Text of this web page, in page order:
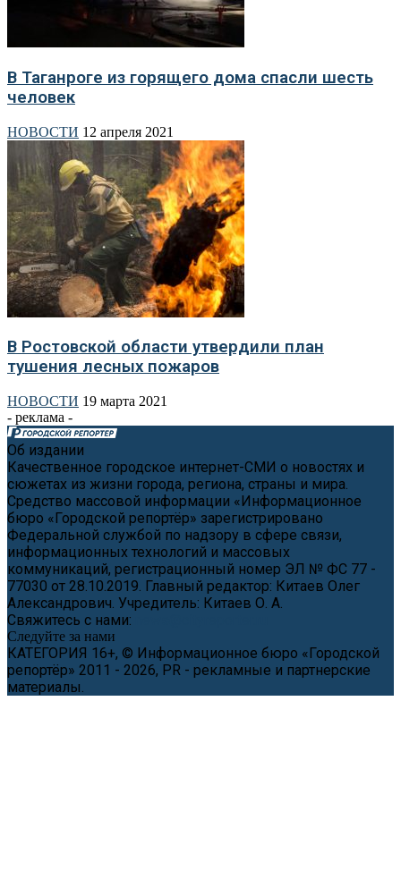
В Таганроге из горящего дома спасли шесть
человек
НОВОСТИ 12 апреля 2021
В Ростовской области утвердили план
тушения лесных пожаров
НОВОСТИ 19 марта 2021
- реклама -
Об издании
Качественное городское интернет-СМИ о новостях и
сюжетах из жизни города, региона, страны и мира.
Средство массовой информации «Информационное
бюро «Городской репортёр» зарегистрировано
Федеральной службой по надзору в сфере связи,
информационных технологий и массовых
коммуникаций, регистрационный номер ЭЛ № ФС 77 -
77030 от 28.10.2019. Главный редактор: Китаев Олег
Александрович. Учредитель: Китаев О. А.
Свяжитесь с нами:
Следуйте за нами
КАТЕГОРИЯ 16+, © Информационное бюро «Городской
репортёр» 2011 - 2026, PR - рекламные и партнерские
материалы.